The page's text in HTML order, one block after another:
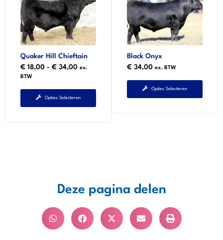
Quaker Hill Chieftain
€ 18,00 - € 34,00 ex.
BTW
Opties Selecteren
Black Onyx
€ 34,00 ex. BTW
Opties Selecteren
Deze pagina delen